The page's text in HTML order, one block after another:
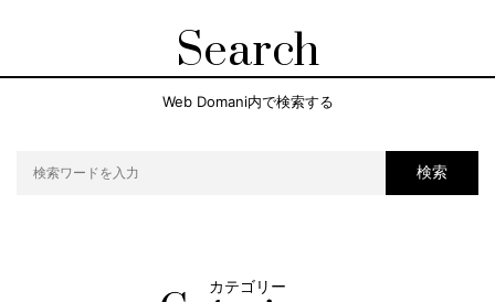
Search
Web Domani内で検索する
検索
カテゴリー